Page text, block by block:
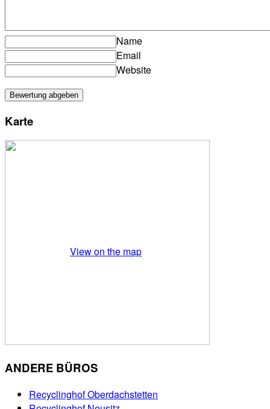
Name
Email
Website
Karte
View on the map
ANDERE BÜROS
Recyclinghof Oberdachstetten